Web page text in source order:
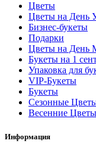
Цветы
Цветы на День
Бизнес-букеты
Подарки
Цветы на День
Букеты на 1
Упаковка для
VIP-Букеты
Букеты
Сезонные
Весенние Цветы
Информация